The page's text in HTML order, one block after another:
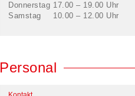
Donnerstag 17.00 – 19.00 Uhr
Samstag
10.00 – 12.00 Uhr
Personal